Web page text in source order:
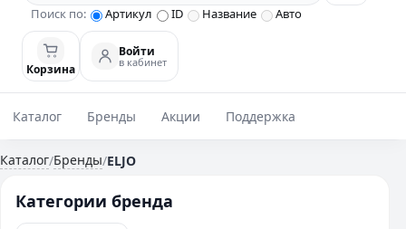
Поиск по: Артикул ID Название Авто
Корзина
Войти
в кабинет
Каталог Бренды Акции Поддержка
Каталог/Бренды/ELJO
Категории бренда